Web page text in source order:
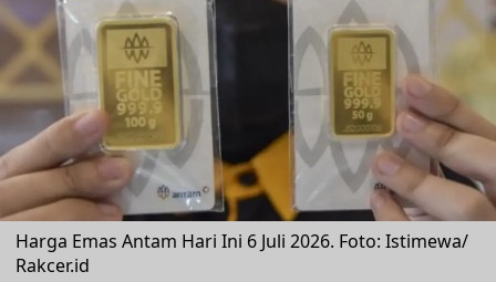
Harga Emas Antam Hari Ini 6 Juli 2026. Foto: Istimewa/
Rakcer.id